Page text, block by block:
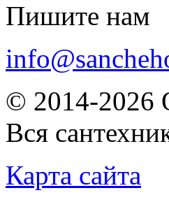
Пишите нам
© 2014-2026
Вся
Карта сайта